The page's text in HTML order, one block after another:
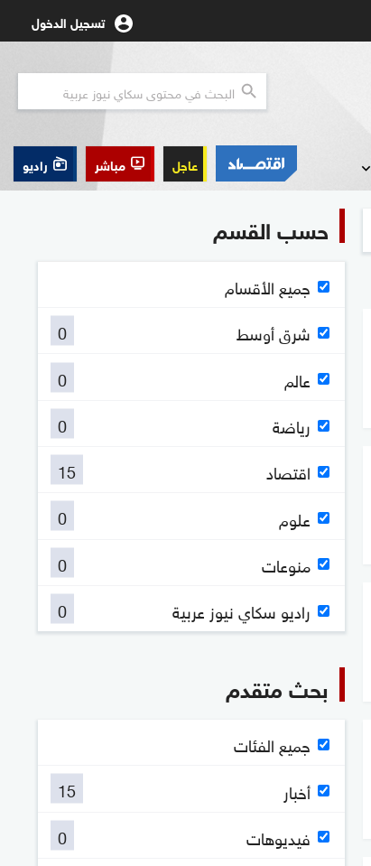
تسجيل الدخول
عاجل مباشر راديو
حسب القسم
جميع الأقسام
شرق أوسط
0
عالم
0
رياضة
0
اقتصاد
15
علوم
0
منوعات
0
راديو سكاي نيوز عربية
0
بحث متقدم
جميع الفئات
أخبار
15
فيديوهات
0